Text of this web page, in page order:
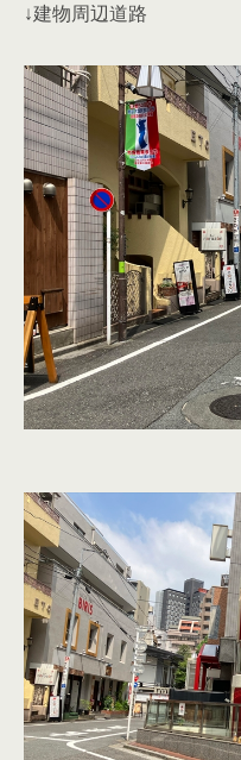
↓建物周辺道路